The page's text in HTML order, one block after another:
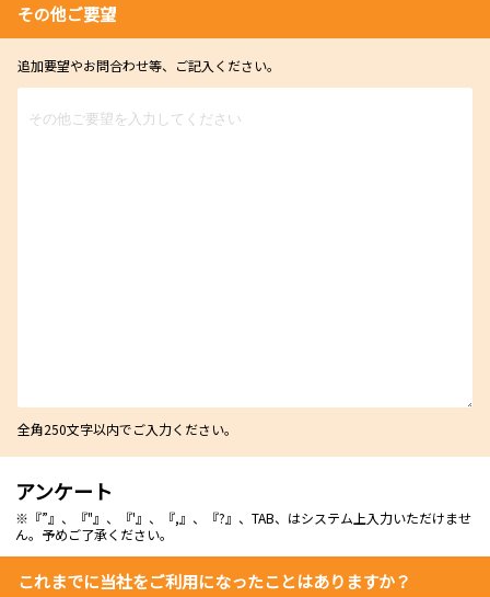
その他ご要望
追加要望やお問合わせ等、ご記入ください。
全角250文字以内でご入力ください。
アンケート
※『”』、『"』、『'』、『,』、『?』、TAB、はシステム上入力いただけませ
ん。予めご了承ください。
これまでに当社をご利用になったことはありますか？